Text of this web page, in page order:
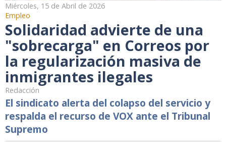
Miércoles, 15 de Abril de 2026
Empleo
Solidaridad advierte de una
"sobrecarga" en Correos por
la regularización masiva de
inmigrantes ilegales
Redacción
El sindicato alerta del colapso del servicio y
respalda el recurso de VOX ante el Tribunal
Supremo